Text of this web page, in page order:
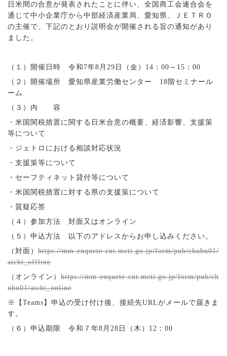
日米間の合意が発表されたことに伴い、全国商工会連合会を
通じて中小企業庁から中部経済産業局、愛知県、ＪＥＴＲＯ
の主催で、下記のとおり説明会が開催される旨の通知があり
ました。
（１）開催日時 令和7年8月29日（金）14：00～15：00
（２）開催場所 愛知県産業労働センター 18階セミナール
ーム
（３）内 容
・米国関税措置に関する日米合意の概要、経済影響、支援策
等について
・ジェトロにおける相談対応状況
・支援策等について
・セーフティネット貸付等について
・米国関税措置に対する県の支援策について
・質疑応答
（４）参加方法 対面又はオンライン
（５）申込方法 以下のアドレスからお申し込みください。
（対面） https://mm-enquete-cnt.meti.go.jp/form/pub/chubu01/
aichi_offline
（オンライン） https://mm-enquete-cnt.meti.go.jp/form/pub/ch
ubu01/aichi_online
※【 Teams 】申込の受け付け後、接続先URLがメールで届きま
す。
（６）申込期限 令和７年8月28日（木）12：00